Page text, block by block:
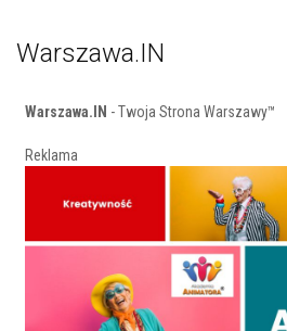
Warszawa.IN
Warszawa.IN - Twoja Strona Warszawy™
Reklama